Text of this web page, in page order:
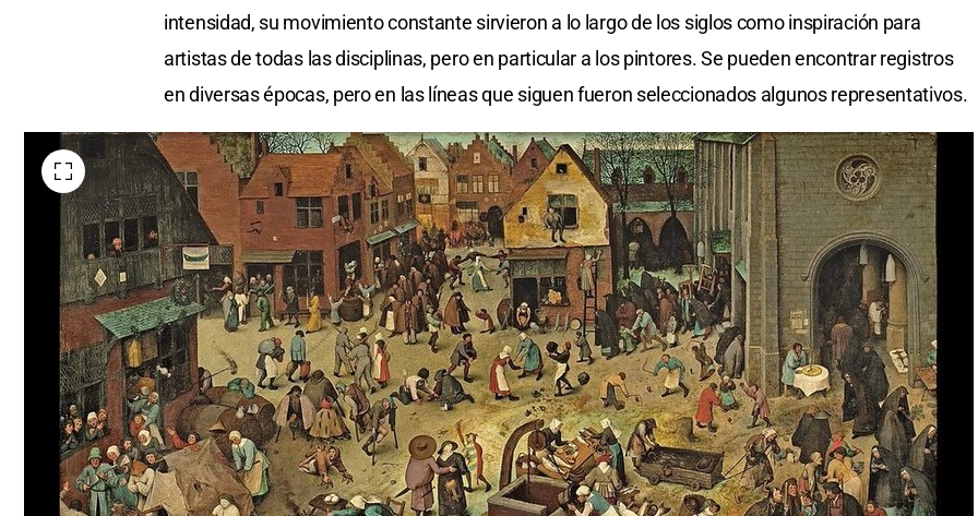
intensidad, su movimiento constante sirvieron a lo largo de los siglos como inspiración para
artistas de todas las disciplinas, pero en particular a los pintores. Se pueden encontrar registros
en diversas épocas, pero en las líneas que siguen fueron seleccionados algunos representativos.